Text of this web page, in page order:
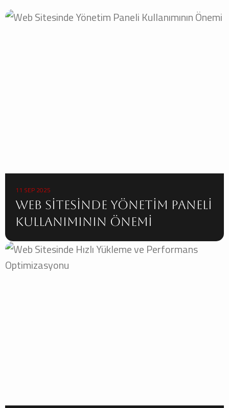
11 SEP 2025
Web Sitesinde Yönetim Paneli
Kullanımının Önemi